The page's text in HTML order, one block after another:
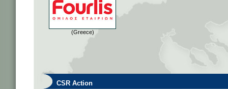
(Greece)
CSR Action